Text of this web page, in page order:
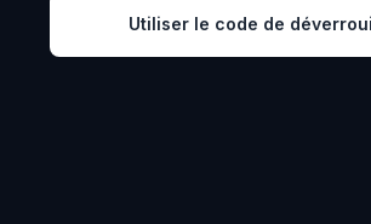
Utiliser le code de